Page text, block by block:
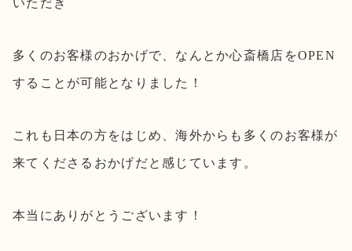
いただき
多くのお客様のおかげで、なんとか心斎橋店をOPEN
することが可能となりました！
これも日本の方をはじめ、海外からも多くのお客様が
来てくださるおかげだと感じています。
本当にありがとうございます！